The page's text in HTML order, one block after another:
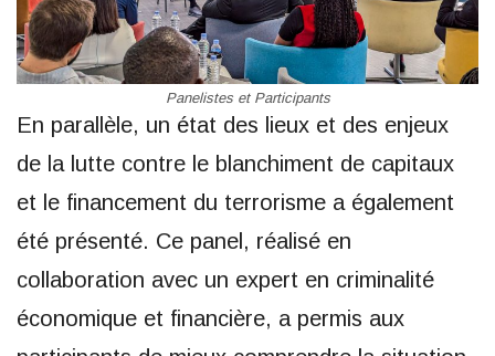
Panelistes et Participants
En parallèle, un état des lieux et des enjeux
de la lutte contre le blanchiment de capitaux
et le financement du terrorisme a également
été présenté. Ce panel, réalisé en
collaboration avec un expert en criminalité
économique et financière, a permis aux